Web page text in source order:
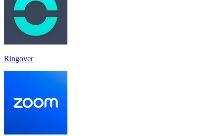
Ringover